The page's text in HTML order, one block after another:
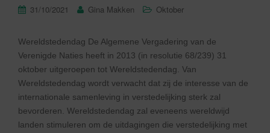
31/10/2021 Gina Makken Oktober
Wereldstedendag De Algemene Vergadering van de
Verenigde Naties heeft in 2013 (in resolutie 68/239) 31
oktober uitgeroepen tot Wereldstedendag. Van
Wereldstedendag wordt verwacht dat zij de interesse van de
internationale samenleving in verstedelijking sterk zal
bevorderen. Wereldstedendag zal eveneens wereldwijd
landen stimuleren om de uitdagingen die verstedelijking met